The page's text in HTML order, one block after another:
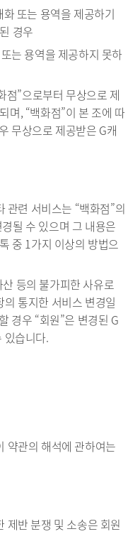
또는 용역을 제공하기
경우
는 용역을 제공하지 못하
점”으로부터 무상으로 제
며, “백화점”이 본 조에 따
무상으로 제공받은 G캐
관련 서비스는 “백화점”의
될 수 있으며 그 내용은
중 1가지 이상의 방법으
등의 불가피한 사유로
통지한 서비스 변경일
경우 “회원”은 변경된 G
있습니다.
약관의 해석에 관하여는
제반 분쟁 및 소송은 회원